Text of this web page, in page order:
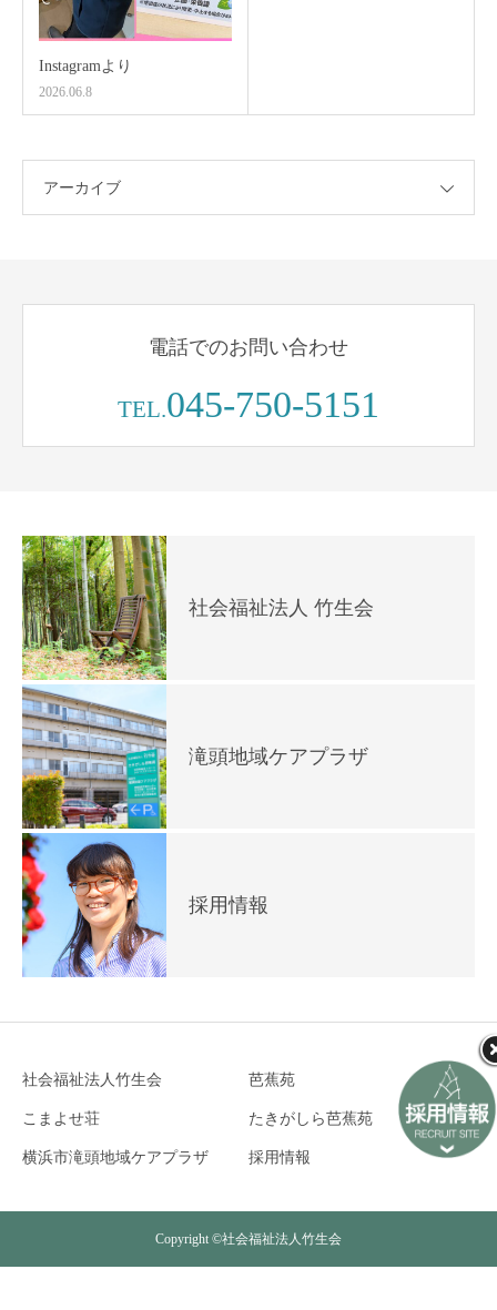
Instagramより
2026.06.8
アーカイブ
電話でのお問い合わせ
TEL.045-750-5151
社会福祉法人 竹生会
滝頭地域ケアプラザ
採用情報
社会福祉法人竹生会 芭蕉苑
こまよせ荘 たきがしら芭蕉苑
横浜市滝頭地域ケアプラザ 採用情報
Copyright ©社会福祉法人竹生会